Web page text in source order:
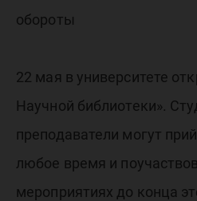
обороты
22 мая в университете
Научной библиотеки».
преподаватели могут
любое время и
мероприятиях до конца